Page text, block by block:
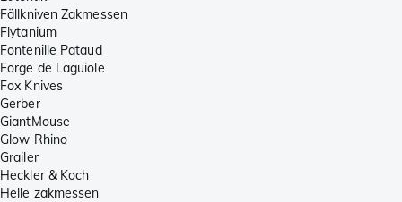
Fällkniven Zakmessen
Flytanium
Fontenille Pataud
Forge de Laguiole
Fox Knives
Gerber
GiantMouse
Glow Rhino
Grailer
Heckler & Koch
Helle zakmessen